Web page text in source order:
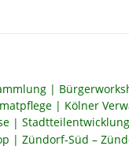
Kölner
Stadtteilentwicklung
Zündorf-Süd –